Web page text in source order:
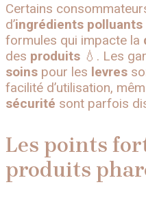
Certains
d’ingrédients polluants
formules qui impacte la
des produits 💧. Les
soins pour les levres
facilité d’utilisation,
sécurité sont parfois
Les points
produits